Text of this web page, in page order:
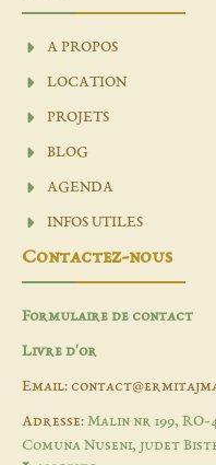
A PROPOS
LOCATION
PROJETS
BLOG
AGENDA
INFOS UTILES
Contactez-nous
Formulaire de contact
Livre d'or
Email:
Adresse: Malin nr 199, RO-
Comuna Nuseni, judet